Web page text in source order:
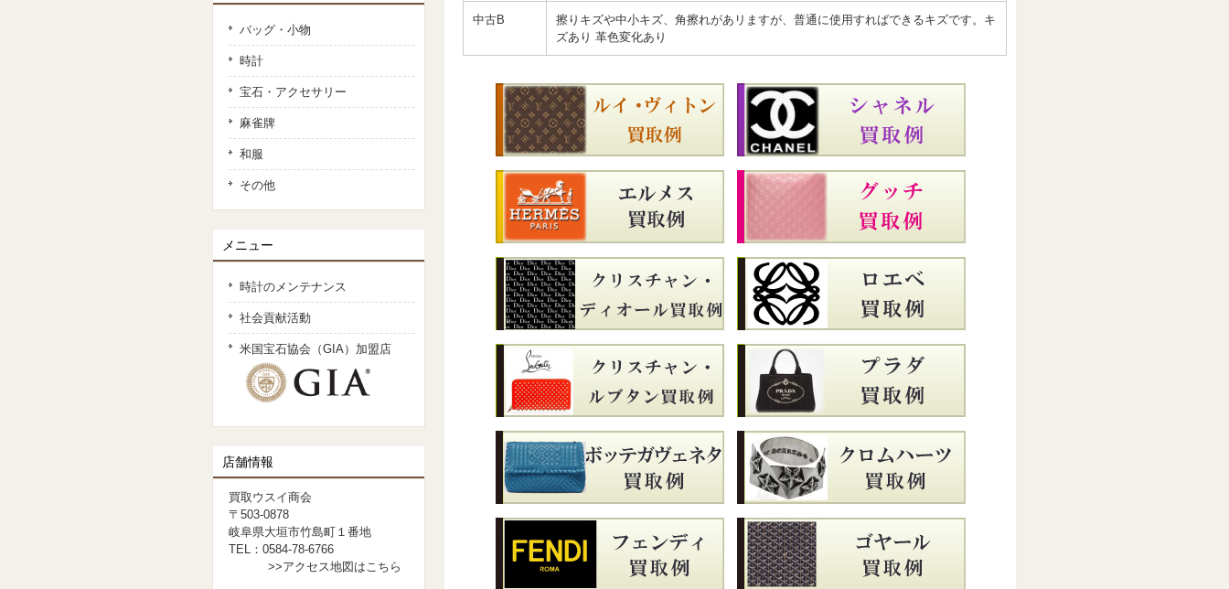
中古B
擦りキズや中小キズ、角擦れがあリますが、普通に使用すればできるキズです。キ
ズあり 革色変化あり
バッグ・小物
時計
宝石・アクセサリー
麻雀牌
和服
その他
メニュー
時計のメンテナンス
社会貢献活動
米国宝石協会（GIA）加盟店
店舗情報
買取ウスイ商会
〒503-0878
岐阜県大垣市竹島町１番地
TEL：0584-78-6766
>>アクセス地図はこちら